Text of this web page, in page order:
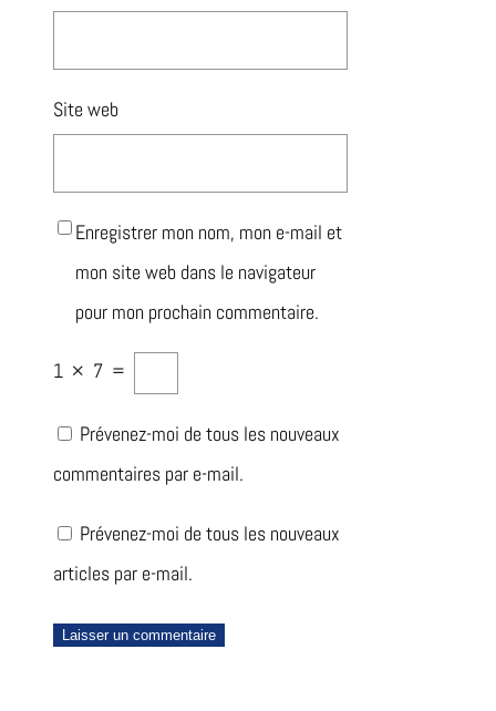
Site web
Enregistrer mon nom, mon e-mail et
mon site web dans le navigateur
pour mon prochain commentaire.
1 × 7 =
Prévenez-moi de tous les nouveaux
commentaires par e-mail.
Prévenez-moi de tous les nouveaux
articles par e-mail.